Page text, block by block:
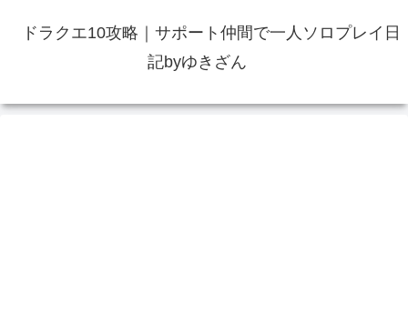
ドラクエ10攻略｜サポート仲間で一人ソロプレイ日
記byゆきざん